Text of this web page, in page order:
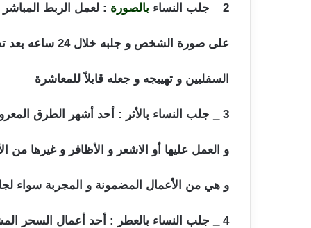
2 _ جلب النساء بالصورة : لعمل الربط
على صورة الشخص و جلبه خلال 24 ساعه بعد تفعيل العمل و يتم السيطرة عليه بواسطة خدام الجلب
السفليين و تهييجه و جعله قابلاً للمعاشرة
3 _ جلب النساء بالأثر : أحد أشهر الطرق المعروفة في مجال السحر كـ : أخذ قطعة ملابس من الشخص
و العمل عليها أو الاشعر و الأظافر و غيرها
و هي من الأعمال المضمونة و المجربة سواء
4 _ جلب النساء بالعطر : أحد أعمال السحر المشموم أو المرشوش بالتسخير على العطر السحري